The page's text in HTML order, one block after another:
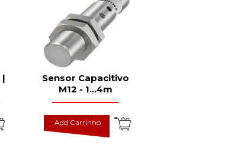
|
Sensor Capacitivo
M12 - 1...4m
Add Carrinho